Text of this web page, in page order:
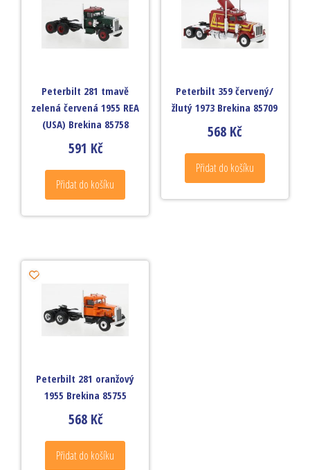
Peterbilt 281 tmavě
zelená červená 1955 REA
(USA) Brekina 85758
591 Kč
Přidat do košíku
Peterbilt 359 červený/
žlutý 1973 Brekina 85709
568 Kč
Přidat do košíku
Peterbilt 281 oranžový
1955 Brekina 85755
568 Kč
Přidat do košíku